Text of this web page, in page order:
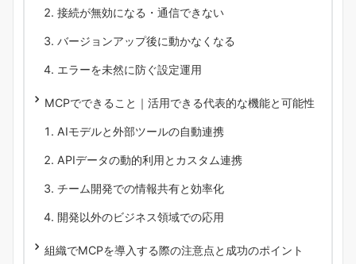
接続が無効になる・通信できない
バージョンアップ後に動かなくなる
エラーを未然に防ぐ設定運用
MCPでできること｜活用できる代表的な機能と可能性
AIモデルと外部ツールの自動連携
APIデータの動的利用とカスタム連携
チーム開発での情報共有と効率化
開発以外のビジネス領域での応用
組織でMCPを導入する際の注意点と成功のポイント